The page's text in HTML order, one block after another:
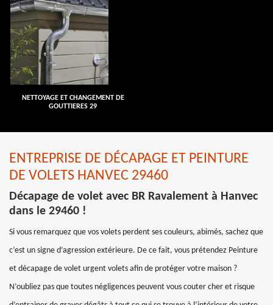
NETTOYAGE ET CHANGEMENT DE
GOUTTIERES 29
ENTREPRISE DE DÉCAPAGE ET PEINTURE
DE VOLETS HANVEC 29460
Décapage de volet avec BR Ravalement à Hanvec
dans le 29460 !
Si vous remarquez que vos volets perdent ses couleurs, abimés, sachez que
c’est un signe d’agression extérieure. De ce fait, vous prétendez Peinture
et décapage de volet urgent volets afin de protéger votre maison ?
N’oubliez pas que toutes négligences peuvent vous couter cher et risque